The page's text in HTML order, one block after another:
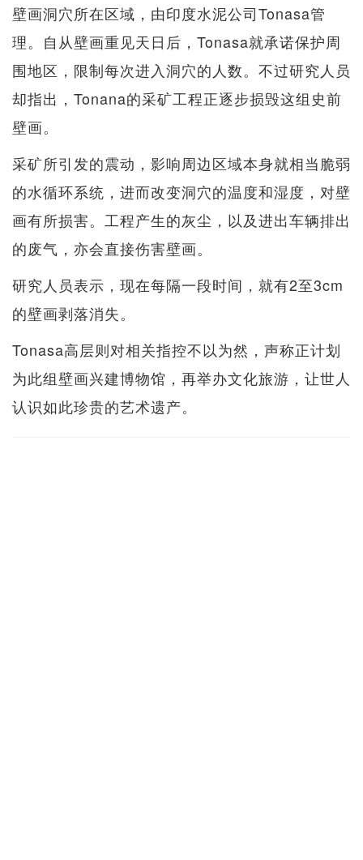
壁画洞穴所在区域，由印度水泥公司Tonasa管
理。自从壁画重见天日后，Tonasa就承诺保护周
围地区，限制每次进入洞穴的人数。不过研究人员
却指出，Tonana的采矿工程正逐步损毁这组史前
壁画。
采矿所引发的震动，影响周边区域本身就相当脆弱
的水循环系统，进而改变洞穴的温度和湿度，对壁
画有所损害。工程产生的灰尘，以及进出车辆排出
的废气，亦会直接伤害壁画。
研究人员表示，现在每隔一段时间，就有2至3cm
的壁画剥落消失。
Tonasa高层则对相关指控不以为然，声称正计划
为此组壁画兴建博物馆，再举办文化旅游，让世人
认识如此珍贵的艺术遗产。